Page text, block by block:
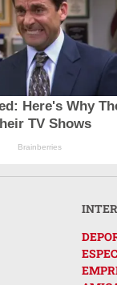
Here's Why
TV Shows
Brainberries